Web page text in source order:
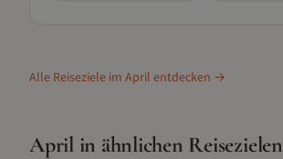
Alle Reiseziele im April entdecken →
Aprilin ähnlichen Reisezielen